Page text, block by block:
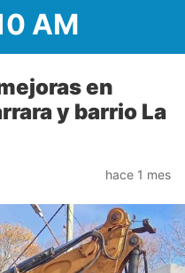
AM
en
y barrio La
hace 1 mes